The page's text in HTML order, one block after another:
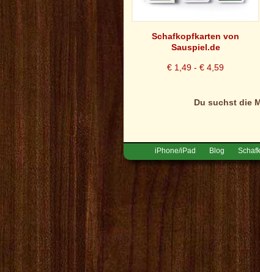
Schafkopfkarten von
Sauspiel.de
€ 1,49 - € 4,59
Du suchst die
iPhone/iPad Blog